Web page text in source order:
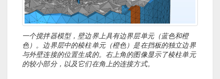
一个搅拌器模型，壁边界上具有边界层单元（蓝色和橙
色）。边界层中的棱柱单元（橙色）是在挡板的独立边界
与外壁连接的位置生成的。右上角的图像显示了棱柱单元
的较小部分，以及它们在角上的连接方式。